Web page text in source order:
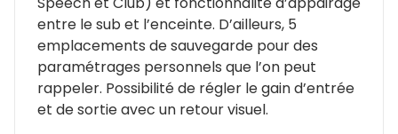
entre le sub et l’enceinte. D’ailleurs, 5
emplacements de sauvegarde pour des
paramétrages personnels que l’on peut
rappeler. Possibilité de régler le gain d’entrée
et de sortie avec un retour visuel.